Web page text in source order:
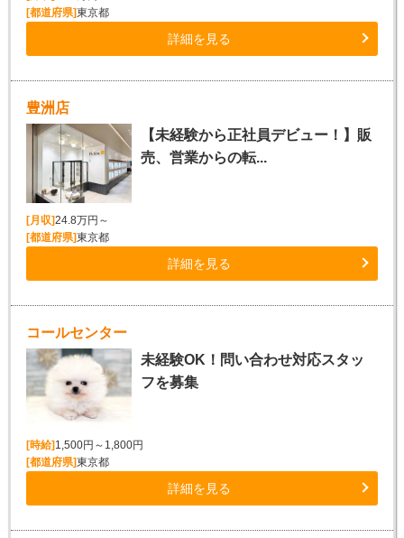
[都道府県]東京都
詳細を見る
豊洲店
【未経験から正社員デビュー！】販
売、営業からの転...
[月収]24.8万円～
[都道府県]東京都
詳細を見る
コールセンター
未経験OK！問い合わせ対応スタッ
フを募集
[時給]1,500円～1,800円
[都道府県]東京都
詳細を見る